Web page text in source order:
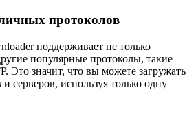
протоколов
поддерживает не только
популярные протоколы, такие
Это значит, что вы можете загружать
серверов, используя только одну